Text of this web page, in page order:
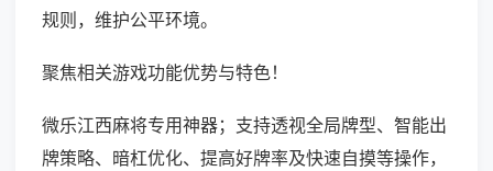
规则，维护公平环境。
聚焦相关游戏功能优势与特色！
微乐江西麻将专用神器；支持透视全局牌型、智能出
牌策略、暗杠优化、提高好牌率及快速自摸等操作，